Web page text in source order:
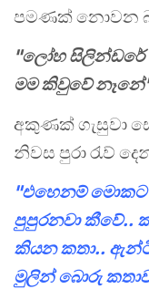
පමණක් නොවන
"ලෝහ සිලින්ඩරේ
මම කිවුවේ
අකුණක් ගැසුවා
නිවස පුරා රැව්
"එහෙනම් මොකට
පුපුරනවා කීවේ..
කියන කතා..
මුලින් බොරු